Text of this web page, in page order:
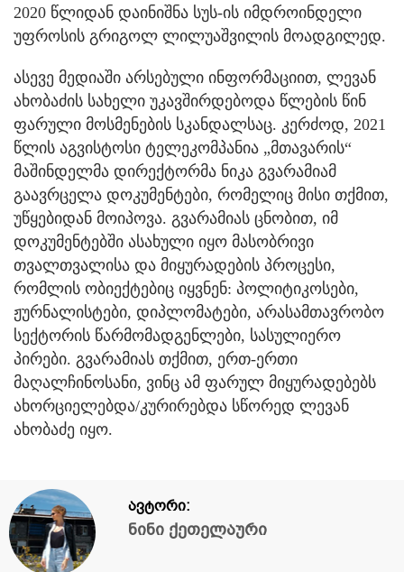
2020 წლიდან დაინიშნა სუს-ის იმდროინდელი
უფროსის გრიგოლ ლილუაშვილის მოადგილედ.
ასევე მედიაში არსებული ინფორმაციით, ლევან
ახობაძის სახელი უკავშირდებოდა წლების წინ
ფარული მოსმენების სკანდალსაც. კერძოდ, 2021
წლის აგვისტოსი ტელეკომპანია „მთავარის“
მაშინდელმა დირექტორმა ნიკა გვარამიამ
გაავრცელა დოკუმენტები, რომელიც მისი თქმით,
უწყებიდან მოიპოვა. გვარამიას ცნობით, იმ
დოკუმენტებში ასახული იყო მასობრივი
თვალთვალისა და მიყურადების პროცესი,
რომლის ობიექტებიც იყვნენ: პოლიტიკოსები,
ჟურნალისტები, დიპლომატები, არასამთავრობო
სექტორის წარმომადგენლები, სასულიერო
პირები. გვარამიას თქმით, ერთ-ერთი
მაღალჩინოსანი, ვინც ამ ფარულ მიყურადებებს
ახორციელებდა/კურირებდა სწორედ ლევან
ახობაძე იყო.
ავტორი:
ნინი ქეთელაური